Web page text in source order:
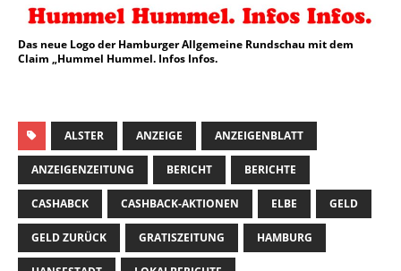
Das neue Logo der Hamburger Allgemeine Rundschau mit dem
Claim „Hummel Hummel. Infos Infos.
ALSTER ANZEIGE ANZEIGENBLATT
ANZEIGENZEITUNG BERICHT BERICHTE
CASHABCK CASHBACK-AKTIONEN ELBE GELD
GELD ZURÜCK GRATISZEITUNG HAMBURG